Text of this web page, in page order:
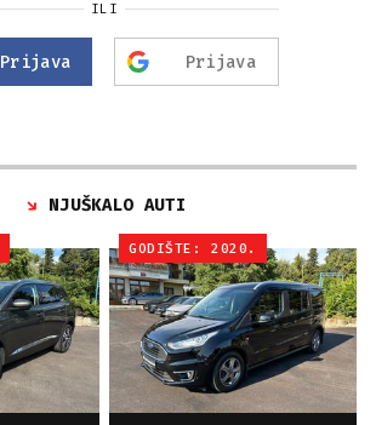
ILI
Prijava Prijava
NJUŠKALO AUTI
GODIŠTE: 2020.